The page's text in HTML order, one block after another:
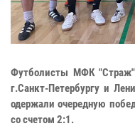
Футболисты МФК "Страж"
г.Санкт-Петербургу и
одержали очередную
со счетом 2:1.